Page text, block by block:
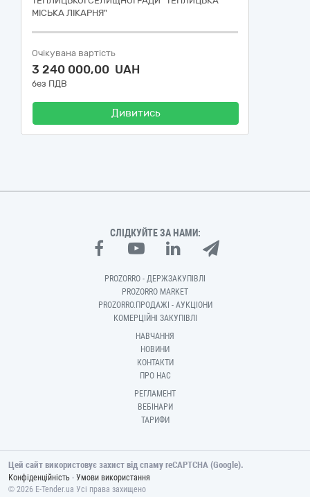
МІСЬКА ЛІКАРНЯ"
Очікувана вартість
3 240 000,00 UAH
без ПДВ
Дивитись
СЛІДКУЙТЕ ЗА НАМИ:
PROZORRO - ДЕРЖЗАКУПІВЛІ
PROZORRO MARKET
PROZORRO.ПРОДАЖІ - АУКЦІОНИ
КОМЕРЦІЙНІ ЗАКУПІВЛІ
НАВЧАННЯ
НОВИНИ
КОНТАКТИ
ПРО НАС
РЕГЛАМЕНТ
ВЕБІНАРИ
ТАРИФИ
Цей сайт використовує захист від спаму reCAPTCHA (Google).
Конфіденційність - Умови використання
© 2026 E-Tender.ua Усі права захищено